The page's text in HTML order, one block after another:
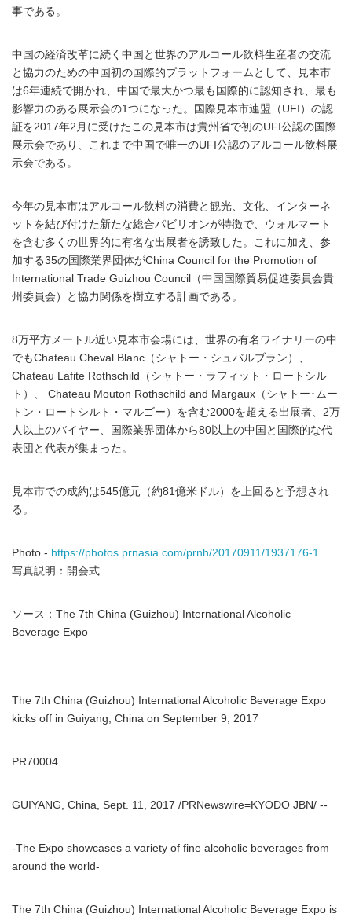
事である。
中国の経済改革に続く中国と世界のアルコール飲料生産者の交流
と協力のための中国初の国際的プラットフォームとして、見本市
は6年連続で開かれ、中国で最大かつ最も国際的に認知され、最も
影響力のある展示会の1つになった。国際見本市連盟（UFI）の認
証を2017年2月に受けたこの見本市は貴州省で初のUFI公認の国際
展示会であり、これまで中国で唯一のUFI公認のアルコール飲料展
示会である。
今年の見本市はアルコール飲料の消費と観光、文化、インターネ
ットを結び付けた新たな総合パビリオンが特徴で、ウォルマート
を含む多くの世界的に有名な出展者を誘致した。これに加え、参
加する35の国際業界団体がChina Council for the Promotion of
International Trade Guizhou Council（中国国際貿易促進委員会貴
州委員会）と協力関係を樹立する計画である。
8万平方メートル近い見本市会場には、世界の有名ワイナリーの中
でもChateau Cheval Blanc（シャトー・シュバルブラン）、
Chateau Lafite Rothschild（シャトー・ラフィット・ロートシル
ト）、 Chateau Mouton Rothschild and Margaux（シャトー･ムー
トン・ロートシルト・マルゴー）を含む2000を超える出展者、2万
人以上のバイヤー、国際業界団体から80以上の中国と国際的な代
表団と代表が集まった。
見本市での成約は545億元（約81億米ドル）を上回ると予想され
る。
Photo - https://photos.prnasia.com/prnh/20170911/1937176-1
写真説明：開会式
ソース：The 7th China (Guizhou) International Alcoholic
Beverage Expo
The 7th China (Guizhou) International Alcoholic Beverage Expo
kicks off in Guiyang, China on September 9, 2017
PR70004
GUIYANG, China, Sept. 11, 2017 /PRNewswire=KYODO JBN/ --
-The Expo showcases a variety of fine alcoholic beverages from
around the world-
The 7th China (Guizhou) International Alcoholic Beverage Expo is